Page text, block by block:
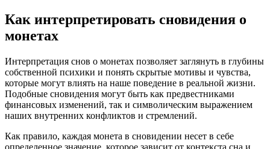
Как интерпретировать сновидения о
монетах
Интерпретация снов о монетах позволяет заглянуть в глубины
собственной психики и понять скрытые мотивы и чувства,
которые могут влиять на наше поведение в реальной жизни.
Подобные сновидения могут быть как предвестниками
финансовых изменений, так и символическим выражением
наших внутренних конфликтов и стремлений.
Как правило, каждая монета в сновидении несет в себе
определенное значение, которое зависит от контекста сна и